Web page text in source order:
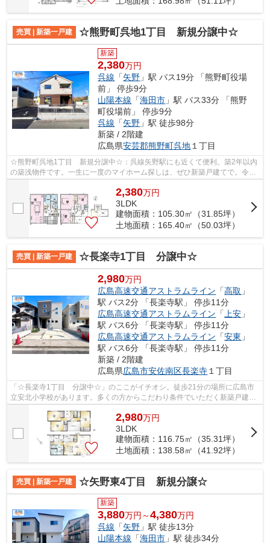
売買 | 新築一戸建 ☆熊野町呉地1丁目 新規分譲中☆
新築
2,380万円
呉線 「矢野 」駅 バス19分 「熊野町役場
前」 停歩9分
山陽本線 「海田市 」駅 バス33分 「熊野
町役場前」 停歩9分
呉線 「矢野 」駅 徒歩98分
新築 / 2階建
広島県安芸郡熊野町呉地１丁目
☆熊野町呉地1丁目 新規分譲中☆：呉線矢野駅にも近くて便利。築2年以内
の築浅物件です。一生に一度のマイホーム探しは、ぜひ新築戸建てで。令和
2,380万円
3LDK
建物面積：105.30㎡（31.85坪）
土地面積：165.40㎡（50.03坪）
売買 | 新築一戸建 ☆長楽寺1丁目 分譲中☆
2,980万円
広島高速交通アストラムライン 「高取 」
駅 バス2分 「長楽寺駅」 停歩11分
広島高速交通アストラムライン 「 上安 」
駅 バス6分 「長楽寺駅」 停歩11分
広島高速交通アストラムライン 「安東 」
駅 バス6分 「長楽寺駅」 停歩11分
新築 / 2階建
広島県広島市安佐南区長楽寺 １丁目
「☆長楽寺1丁目 分譲中☆」のここがイチオシ。徒歩21分の場所に広島市
立安北小学校があります。多くの方からこだわり条件でいただく新築戸建て
2,980万円
3LDK
建物面積：116.75㎡（35.31坪）
土地面積：138.58㎡（41.92坪）
売買 | 新築一戸建 ☆矢野東4丁目 新規分譲☆
新築
3,880万円～4,380万円
呉線 「矢野 」駅 徒歩13分
山陽本線 「海田市 」駅 徒歩34分